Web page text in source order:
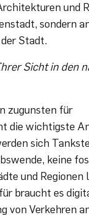
und
sondern
Stadt.
Sicht in den
zugunsten für
die wichtigste
sich
keine
und Regionen
braucht es
von Verkehren